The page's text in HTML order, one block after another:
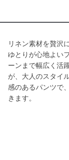
リネン素材を贅沢
ゆとりが心地よい
ーンまで幅広く活
が、大人のスタイ
感のあるパンツで
きます。